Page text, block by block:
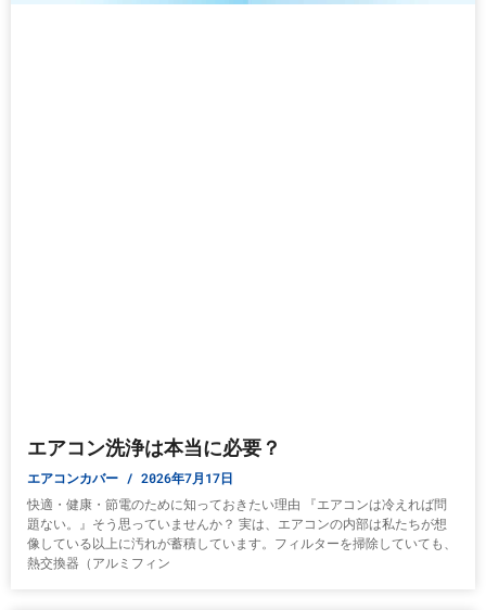
エアコン洗浄は本当に必要？
エアコンカバー 2026年7月17日
快適・健康・節電のために知っておきたい理由 『エアコンは冷えれば問
題ない。』そう思っていませんか？ 実は、エアコンの内部は私たちが想
像している以上に汚れが蓄積しています。フィルターを掃除していても、
熱交換器（アルミフィン